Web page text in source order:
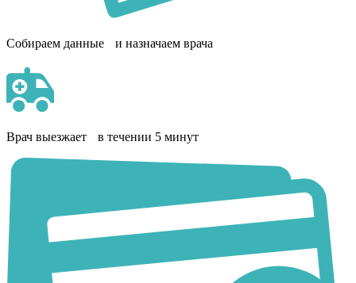
Собираем данные и назначаем врача
Врач выезжает в течении 5 минут